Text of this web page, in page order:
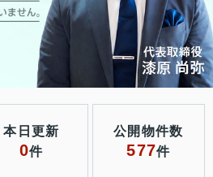
本日更新
0件
公開物件数
577件